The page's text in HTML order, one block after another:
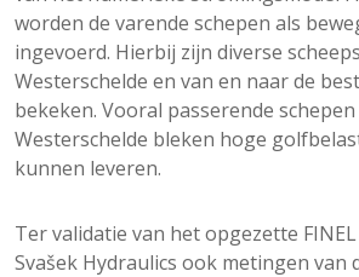
worden de varende schepen als
ingevoerd. Hierbij zijn diverse
Westerschelde en van en naar de
bekeken. Vooral passerende
Westerschelde bleken hoge
kunnen leveren.
Ter validatie van het opgezette
Svašek Hydraulics ook metingen van